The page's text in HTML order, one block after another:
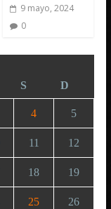
9 mayo, 2024
0
S D
4 5
11 12
18 19
25 26